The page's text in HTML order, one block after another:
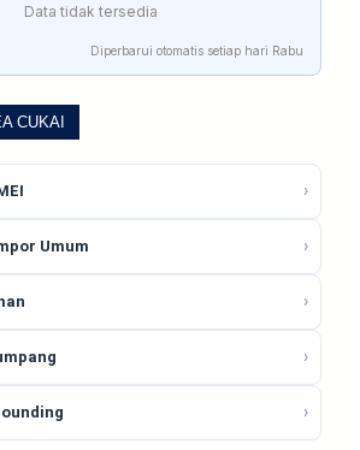
Data tidak tersedia
Diperbarui otomatis setiap hari Rabu
CUKAI
›
Umum ›
›
›
›